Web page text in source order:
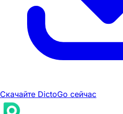
Скачайте DictoGo сейчас